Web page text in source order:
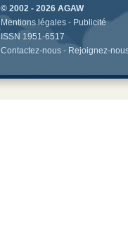
© 2002 - 2026 AGAW
Mentions légales - Publicité
ISSN 1951-6517
Contactez-nous - Rejoignez-